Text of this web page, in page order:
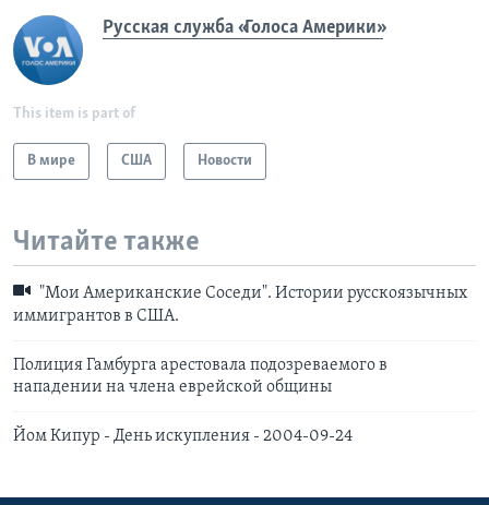
Русская служба «Голоса Америки»
This item is part of
В мире США Новости
Читайте также
"Мои Американские Соседи". Истории русскоязычных
иммигрантов в США.
Полиция Гамбурга арестовала подозреваемого в
нападении на члена еврейской общины
Йом Кипур - День искупления - 2004-09-24